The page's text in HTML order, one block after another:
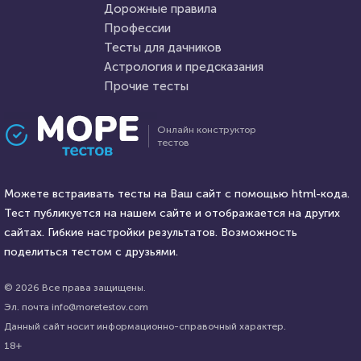
10 сентября 2021 12575
Мультфильмы
Awdienko HTML - код
25 марта 2021 5280
5 октября 2021
Проходили 9705 раз
Тест на уникальность: "Что
Вы видите первым?"
Онлайн конструктор
тестов
Можете встраивать тесты на Ваш сайт с помощью html-кода.
Тест публикуется на нашем сайте и отображается на других
сайтах. Гибкие настройки результатов. Возможность
поделиться тестом с друзьями.
© 2026 Все права защищены.
Эл. почта info@moretestov.com
Данный сайт носит информационно-справочный характер.
18+
Дорожные правила
Профессии
Тесты для дачников
Астрология и предсказания
Прочие тесты